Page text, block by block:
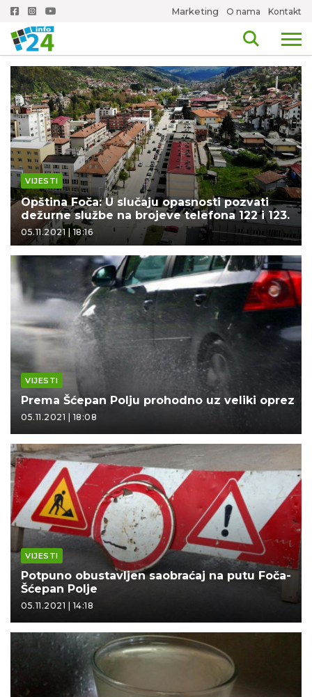
Marketing O nama Kontakt
VIJESTI
Opština Foča: U slučaju opasnosti pozvati
dežurne službe na brojeve telefona 122 i 123.
05.11.2021 | 18:16
VIJESTI
Prema Šćepan Polju prohodno uz veliki oprez
05.11.2021 | 18:08
VIJESTI
Potpuno obustavljen saobraćaj na putu Foča-
Šćepan Polje
05.11.2021 | 14:18